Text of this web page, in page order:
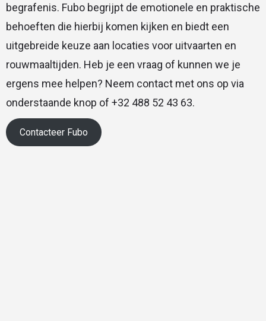
begrafenis. Fubo begrijpt de emotionele en praktische
behoeften die hierbij komen kijken en biedt een
uitgebreide keuze aan locaties voor uitvaarten en
rouwmaaltijden. Heb je een vraag of kunnen we je
ergens mee helpen? Neem contact met ons op via
onderstaande knop of +32 488 52 43 63.
Contacteer Fubo